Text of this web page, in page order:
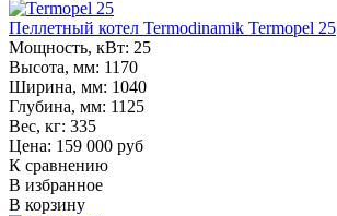
Пеллетный котел Termodinamik Termopel 25
Мощность, кВт: 25
Высота, мм: 1170
Ширина, мм: 1040
Глубина, мм: 1125
Вес, кг: 335
Цена: 159 000 руб
К сравнению
В избранное
В корзину